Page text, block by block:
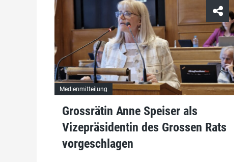
Medienmitteilung
Grossrätin Anne Speiser als
Vizepräsidentin des Grossen Rats
vorgeschlagen